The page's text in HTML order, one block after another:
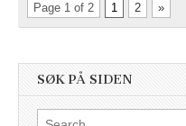
Page 1 of 2 1 2 »
SØK PÅ SIDEN
Search